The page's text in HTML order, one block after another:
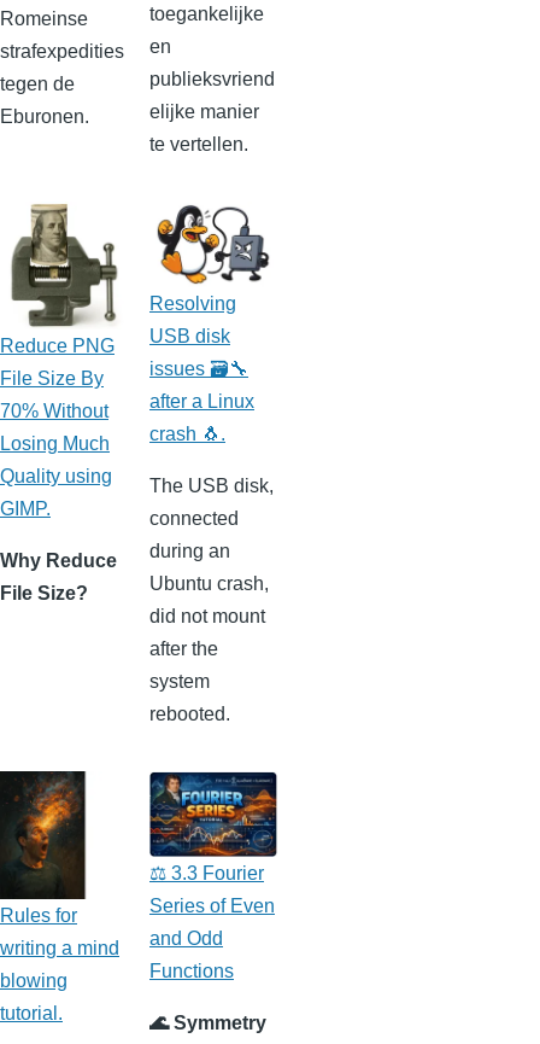
Romeinse
strafexpedities
tegen de
Eburonen.
toegankelijke
en
publieksvriend
elijke manier
te vertellen.
Reduce PNG
File Size By
70% Without
Losing Much
Quality using
GIMP.
Why Reduce
File Size?
Resolving
USB disk
issues 🗃️🔧
after a Linux
crash 🐧.
The USB disk,
connected
during an
Ubuntu crash,
did not mount
after the
system
rebooted.
Rules for
writing a mind
blowing
tutorial.
⚖️ 3.3 Fourier
Series of Even
and Odd
Functions
🌊 Symmetry